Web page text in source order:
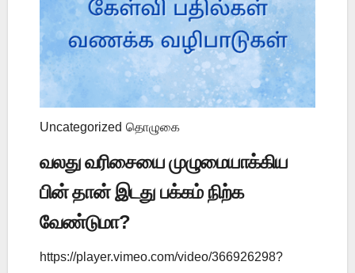
Uncategorized தொழுகை
வலது வரிசையை முழுமையாக்கிய
பின் தான் இடது பக்கம் நிற்க
வேண்டுமா?
https://player.vimeo.com/video/366926298?